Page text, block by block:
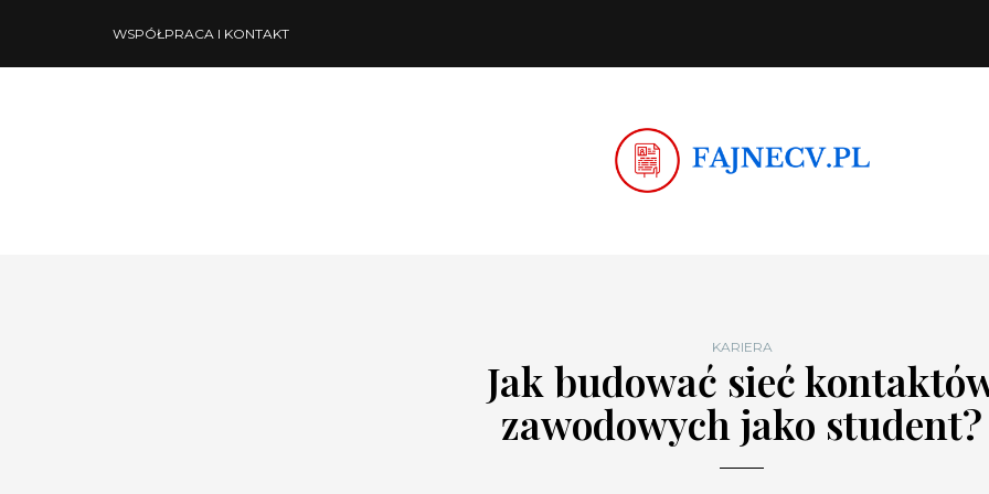
WSPÓŁPRACA I KONTAKT
KARIERA
Jak budować sieć
zawodowych jako student?